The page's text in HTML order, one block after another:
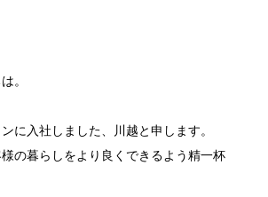
。
に入社しました、川越と申します。
の暮らしをより良くできるよう精一杯